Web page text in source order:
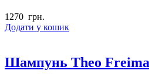
1270 грн.
Додати у кошик
Шампунь Theo